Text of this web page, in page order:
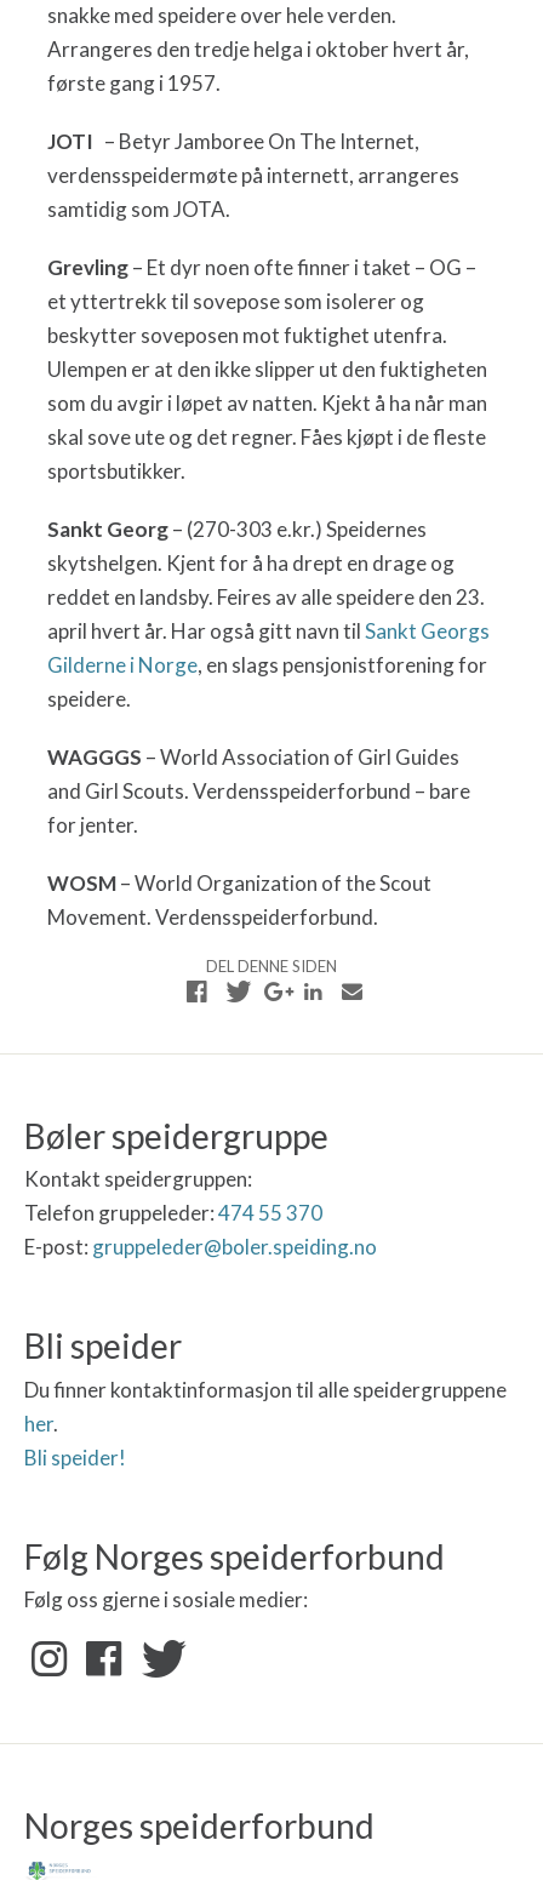
snakke med speidere over hele verden.
Arrangeres den tredje helga i oktober hvert år,
første gang i 1957.
JOTI – Betyr Jamboree On The Internet,
verdensspeidermøte på internett, arrangeres
samtidig som JOTA.
Grevling– Et dyr noen ofte finner i taket – OG –
et yttertrekk til sovepose som isolerer og
beskytter soveposen mot fuktighet utenfra.
Ulempen er at den ikke slipper ut den fuktigheten
som du avgir i løpet av natten. Kjekt å ha når man
skal sove ute og det regner. Fåes kjøpt i de fleste
sportsbutikker.
Sankt Georg– (270-303 e.kr.) Speidernes
skytshelgen. Kjent for å ha drept en drage og
reddet en landsby. Feires av alle speidere den 23.
april hvert år. Har også gitt navn tilSankt Georgs
Gilderne i Norge, en slags pensjonistforening for
speidere.
WAGGGS – World Association of Girl Guides
and Girl Scouts. Verdensspeiderforbund – bare
for jenter.
WOSM– World Organization of the Scout
Movement. Verdensspeiderforbund.
DEL DENNE SIDEN
Bøler speidergruppe
Kontakt speidergruppen:
Telefon gruppeleder:474 55 370
E-post: gruppeleder@boler.speiding.no
Bli speider
Du finner kontaktinformasjon til alle speidergruppene
her.
Bli speider!
Følg Norges speiderforbund
Følg oss gjerne i sosiale medier:
Norges speiderforbund